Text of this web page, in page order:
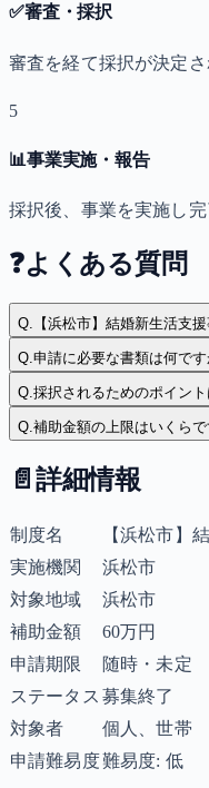
✅審査・採択
審査を経て採択が決定
5
📊事業実施・報告
採択後、事業を実施し
❓よくある質問
Q. 【浜松市】結婚新生活支
Q.申請に必要な書類は何です
Q.採択されるためのポイント
Q.補助金額の上限はいくらで
📄 詳細情報
制度名
【浜松市】
実施機関
浜松市
対象地域
浜松市
補助金額
60万円
申請期限
随時・未定
ステータス 募集終了
対象者
個人、世帯
申請難易度難易度: 低